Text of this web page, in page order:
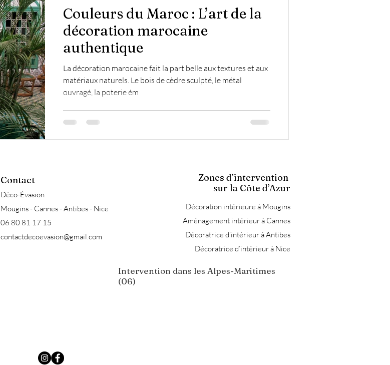
Couleurs du Maroc : L’art de la
décoration marocaine
authentique
La décoration marocaine fait la part belle aux textures et aux
matériaux naturels. Le bois de cèdre sculpté, le métal
ouvragé, la poterie ém
Contact
Déco-Évasion
Mougins - Cannes - Antibes - Nice
06 80 81 17 15
contactdecoevasion@gmail.com
Zones d’intervention
sur la Côte d’Azur
Décoration intérieure à Mougins
Aménagement intérieur à Cannes
Décoratrice d’intérieur à Antibes
Décoratrice d’intérieur à Nice
Intervention dans les Alpes-Maritimes
(06)